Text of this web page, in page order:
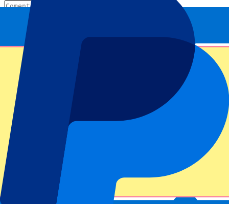
Enviar
Tu información se utilizará de acuerdo de nuestra
Declaración de
Privacidad
Gracias por enviar el formulario
Información del evento
Acerca de Day Session 24 - Men's Singles Final -
Women's Doubles Final
ATP Level/Grand Slam
Miami Open 2025
Hard Rock Stadium